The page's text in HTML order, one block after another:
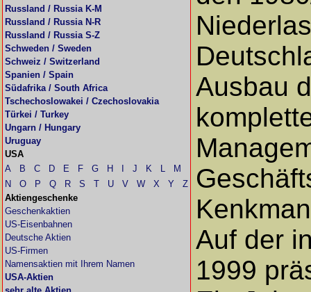
Russland / Russia K-M
Russland / Russia N-R
Russland / Russia S-Z
Schweden / Sweden
Schweiz / Switzerland
Spanien / Spain
Südafrika / South Africa
Tschechoslowakei / Czechoslovakia
Türkei / Turkey
Ungarn / Hungary
Uruguay
USA
A
B C D E F G H J K L
M
N
O P Q R S T U V W X Y
Z
Aktiengeschenke
Geschenkaktien
US-Eisenbahnen
Deutsche Aktien
US-Firmen
Namensaktien mit Ihrem Namen
USA-Aktien
Ausbau
Auf der
1999